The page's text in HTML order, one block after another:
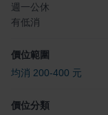
週一公休
有低消
價位範圍
均消 200-400 元
價位分類